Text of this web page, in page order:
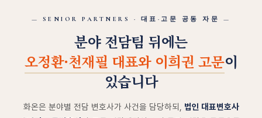
— SENIOR PARTNERS · 대표·고문 공동 자문 —
분야 전담팀 뒤에는
오정환·천재필 대표와 이희권 고문이
있습니다
화온은 분야별 전담 변호사가 사건을 담당하되, 법인 대표변호사